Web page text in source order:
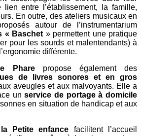
entre l’établissement, la famille,
En outre, des ateliers musicaux en
autour de l’instrumentarium
« Baschet » permettent une pratique
pour les sourds et malentendants) à
différente.
Phare propose également des
de livres sonores et en gros
aveugles et aux malvoyants. Elle a
unservice de portage à domicile
en situation de handicap et aux
Petite enfance facilitent l’accueil